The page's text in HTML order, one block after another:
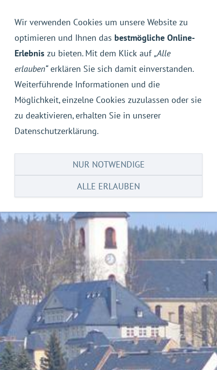
Wir verwenden Cookies um unsere Website zu
optimieren und Ihnen das bestmögliche Online-
Erlebnis zu bieten. Mit dem Klick auf„Alle
erlauben“erklären Sie sich damit einverstanden.
Weiterführende Informationen und die
Möglichkeit, einzelne Cookies zuzulassen oder sie
zu deaktivieren, erhalten Sie in unserer
Datenschutzerklärung.
NUR NOTWENDIGE
ALLE ERLAUBEN